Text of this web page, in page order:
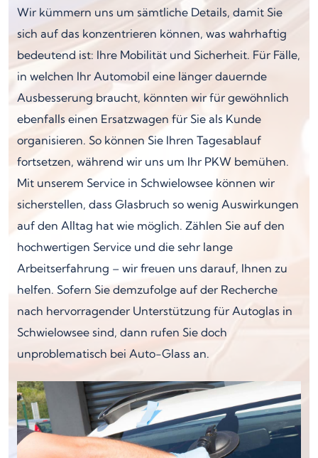
Wir kümmern uns um sämtliche Details, damit Sie
sich auf das konzentrieren können, was wahrhaftig
bedeutend ist: Ihre Mobilität und Sicherheit. Für Fälle,
in welchen Ihr Automobil eine länger dauernde
Ausbesserung braucht, könnten wir für gewöhnlich
ebenfalls einen Ersatzwagen für Sie als Kunde
organisieren. So können Sie Ihren Tagesablauf
fortsetzen, während wir uns um Ihr PKW bemühen.
Mit unserem Service in Schwielowsee können wir
sicherstellen, dass Glasbruch so wenig Auswirkungen
auf den Alltag hat wie möglich. Zählen Sie auf den
hochwertigen Service und die sehr lange
Arbeitserfahrung – wir freuen uns darauf, Ihnen zu
helfen. Sofern Sie demzufolge auf der Recherche
nach hervorragender Unterstützung für Autoglas in
Schwielowsee sind, dann rufen Sie doch
unproblematisch bei Auto-Glass an.